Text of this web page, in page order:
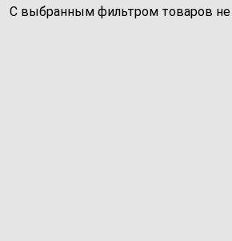
С выбранным фильтром товаров не